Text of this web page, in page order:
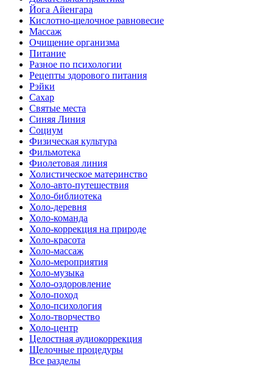
Йога Айенгара
Кислотно-щелочное равновесие
Массаж
Очищение организма
Питание
Разное по психологии
Рецепты здорового питания
Рэйки
Сахар
Святые места
Синяя Линия
Социум
Физическая культура
Фильмотека
Фиолетовая линия
Холистическое материнство
Холо-авто-путешествия
Холо-библиотека
Холо-деревня
Холо-команда
Холо-коррекция на природе
Холо-красота
Холо-массаж
Холо-мероприятия
Холо-музыка
Холо-оздоровление
Холо-поход
Холо-психология
Холо-творчество
Холо-центр
Целостная аудиокоррекция
Щелочные процедуры
Все разделы